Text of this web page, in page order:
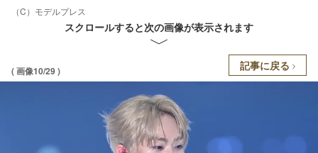
（C）モデルプレス
スクロールすると次の画像が表示されます
( 画像10/29 ) 記事に戻る